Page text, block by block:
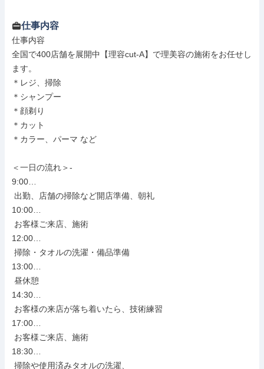
仕事内容
仕事内容
全国で400店舗を展開中【理容cut-A】で理美容の施術をお任せし
ます。
＊レジ、掃除
＊シャンプー
＊顔剃り
＊カット
＊カラー、パーマ など
＜一日の流れ＞-
9:00…
10:00…
12:00…
13:00…
14:30…
17:00…
18:30…